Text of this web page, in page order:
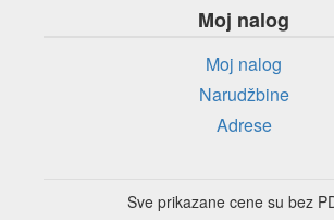
Moj nalog
Moj nalog
Narudžbine
Adrese
Sve prikazane cene su bez